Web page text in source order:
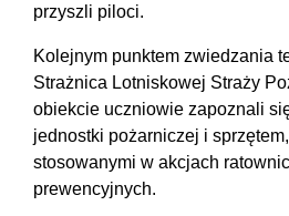
przyszli piloci.
Kolejnym punktem zwiedzania
Strażnica Lotniskowej Straży
obiekcie uczniowie zapoznali
jednostki pożarniczej i
stosowanymi w akcjach
prewencyjnych.